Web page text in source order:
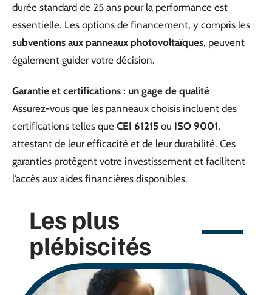
durée standard de 25 ans pour la performance est
essentielle. Les options de financement, y compris les
subventions aux panneaux photovoltaïques, peuvent
également guider votre décision.
Garantie et certifications : un gage de qualité
Assurez-vous que les panneaux choisis incluent des
certifications telles que CEI 61215 ou ISO 9001,
attestant de leur efficacité et de leur durabilité. Ces
garanties protègent votre investissement et facilitent
l’accès aux aides financières disponibles.
Les plus
plébiscités